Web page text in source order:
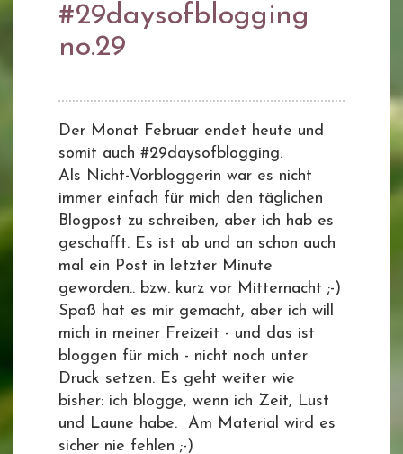
#29daysofblogging
no.29
Der Monat Februar endet heute und
somit auch #29daysofblogging.
Als Nicht-Vorbloggerin war es nicht
immer einfach für mich den täglichen
Blogpost zu schreiben, aber ich hab es
geschafft. Es ist ab und an schon auch
mal ein Post in letzter Minute
geworden.. bzw. kurz vor Mitternacht ;-)
Spaß hat es mir gemacht, aber ich will
mich in meiner Freizeit - und das ist
bloggen für mich - nicht noch unter
Druck setzen. Es geht weiter wie
bisher: ich blogge, wenn ich Zeit, Lust
und Laune habe. Am Material wird es
sicher nie fehlen ;-)